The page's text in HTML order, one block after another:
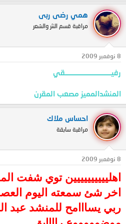
همي رضى ربى
مراقبة قسم النثر والشعر
8 نوفمبر 2009
رفيـــــــــــــــــــــــــــــــقي
المنشدالمميز مصعب المقرن
احساس ملاك
مراقبة سابقة
8 نوفمبر 2009
اهليييييييييين توي شفت
اخر شئ سمعته اليوم
ربي يسااامح للمنشد عبد